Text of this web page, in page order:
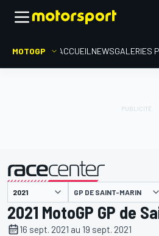
MOTOGP ACCUEIL NEWSGALERIES
présenté par GP DE SAINT-MARIN
2021 MotoGP GP de
16 sept. 2021 au 19 sept. 2021